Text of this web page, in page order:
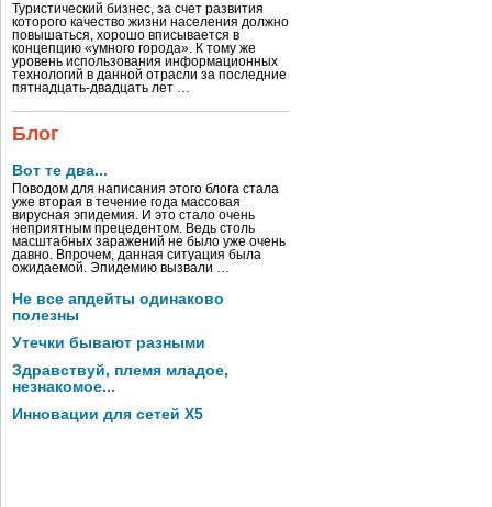
Туристический бизнес, за счет развития
которого качество жизни населения должно
повышаться, хорошо вписывается в
концепцию «умного города». К тому же
уровень использования информационных
технологий в данной отрасли за последние
пятнадцать-двадцать лет …
Блог
Вот те два...
Поводом для написания этого блога стала
уже вторая в течение года массовая
вирусная эпидемия. И это стало очень
неприятным прецедентом. Ведь столь
масштабных заражений не было уже очень
давно. Впрочем, данная ситуация была
ожидаемой. Эпидемию вызвали …
Не все апдейты одинаково
полезны
Утечки бывают разными
Здравствуй, племя младое,
незнакомое...
Инновации для сетей X5